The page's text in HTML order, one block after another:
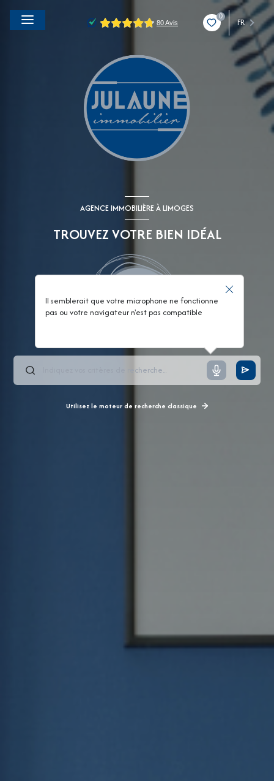
0
FR
AGENCE IMMOBILIÈRE À LIMOGES
TROUVEZ VOTRE BIEN IDÉAL
Il semblerait que votre microphone ne fonctionne
pas ou votre navigateur n'est pas compatible
Utilisez le moteur de recherche classique